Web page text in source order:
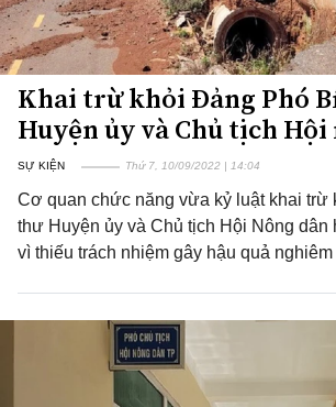
Khai trừ khỏi Đảng Phó
Huyện ủy và Chủ tịch Hội
SỰ KIỆN Thứ 7, 10/09/2022 | 14:04
Cơ quan chức năng vừa kỷ luật khai trừ
thư Huyện ủy và Chủ tịch Hội Nông dân
vì thiếu trách nhiệm gây hậu quả nghiêm